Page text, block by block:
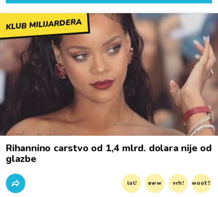
KLUB MILIJARDERA
Rihannino carstvo od 1,4 mlrd. dolara nije od
glazbe
lol! aww vrh! woot?!